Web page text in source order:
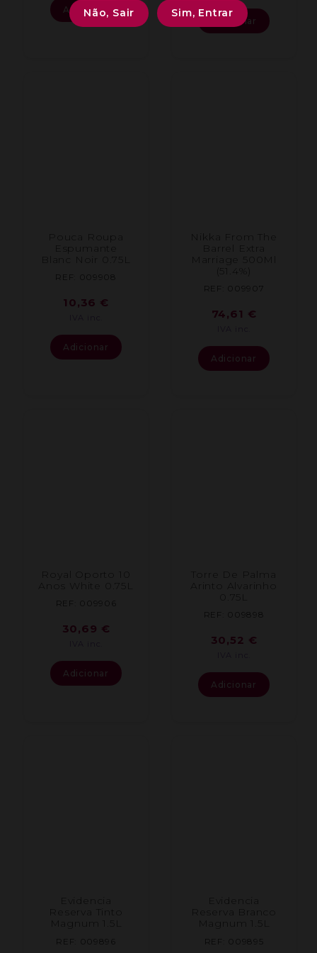
Adicionar
Adicionar
Pouca Roupa
Espumante
Blanc Noir 0.75L
REF: 009908
10,36 €
Adicionar
Nikka From The
Barrel Extra
Marriage 500Ml
(51.4%)
REF: 009907
74,61 €
Adicionar
Royal Oporto 10
Anos White 0.75L
REF: 009906
30,69 €
Adicionar
Arinto Alvarinho
0.75L
REF: 009898
30,52 €
Adicionar
Evidencia
Reserva Tinto
Magnum 1.5L
REF: 009896
Evidencia
Magnum 1.5L
REF: 009895
Não, Sair Sim, Entrar